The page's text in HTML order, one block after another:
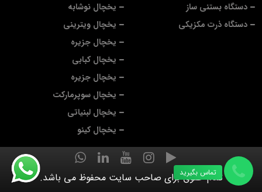
یخچال نوشابه
یخچال ویترینی
یخچال جزیره
یخچال کبابی
یخچال جزیره
یخچال سوپرمارکت
یخچال لبنیاتی
یخچال کینو
دستگاه بستنی ساز
دستگاه ذرت مکزیکی
تمام حقوق برای صاحب سایت محفوظ می باشد.
تماس بگیرید